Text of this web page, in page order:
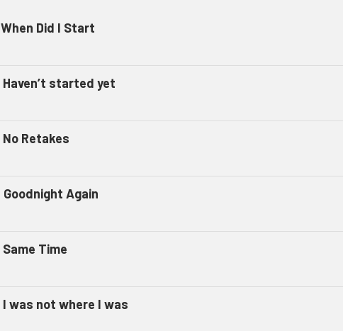
When Did I Start
Haven’t started yet
No Retakes
Goodnight Again
Same Time
I was not where I was